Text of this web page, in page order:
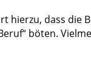
hierzu, dass die
böten.